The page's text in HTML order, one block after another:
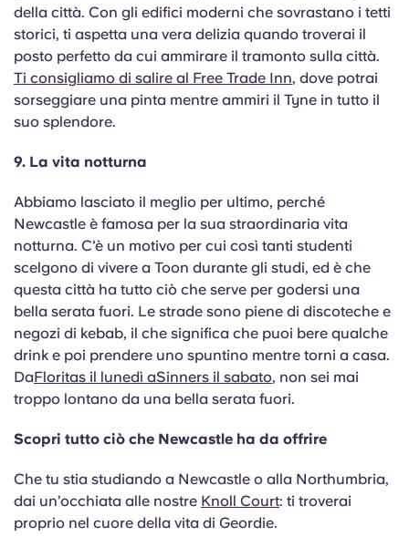
della città. Con gli edifici moderni che sovrastano i tetti
storici, ti aspetta una vera delizia quando troverai il
posto perfetto da cui ammirare il tramonto sulla città.
Ti consigliamo di salire al Free Trade Inn, dove potrai
sorseggiare una pinta mentre ammiri il Tyne in tutto il
suo splendore.
9. La vita notturna
Abbiamo lasciato il meglio per ultimo, perché
Newcastle è famosa per la sua straordinaria vita
notturna. C'è un motivo per cui così tanti studenti
scelgono di vivere a Toon durante gli studi, ed è che
questa città ha tutto ciò che serve per godersi una
bella serata fuori. Le strade sono piene di discoteche e
negozi di kebab, il che significa che puoi bere qualche
drink e poi prendere uno spuntino mentre torni a casa.
DaFloritas il lunedì aSinners il sabato, non sei mai
troppo lontano da una bella serata fuori.
Scopri tutto ciò che Newcastle ha da offrire
Che tu stia studiando a Newcastle o alla Northumbria,
dai un’occhiata alle nostre Knoll Court: ti troverai
proprio nel cuore della vita di Geordie.